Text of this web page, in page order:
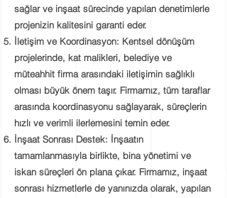
sağlar ve inşaat sürecinde yapılan denetimlerle
projenizin kalitesini garanti eder.
İletişim ve Koordinasyon: Kentsel dönüşüm
projelerinde, kat malikleri, belediye ve
müteahhit firma arasındaki iletişimin sağlıklı
olması büyük önem taşır. Firmamız, tüm taraflar
arasında koordinasyonu sağlayarak, süreçlerin
hızlı ve verimli ilerlemesini temin eder.
İnşaat Sonrası Destek: İnşaatın
tamamlanmasıyla birlikte, bina yönetimi ve
iskan süreçleri ön plana çıkar. Firmamız, inşaat
sonrası hizmetlerle de yanınızda olarak, yapılan